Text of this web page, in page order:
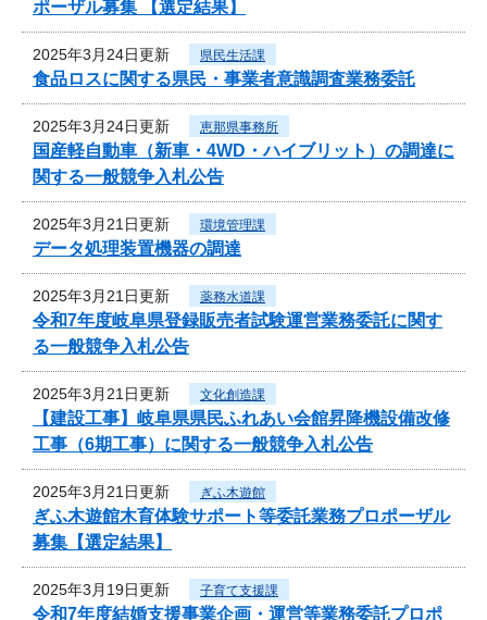
ポーザル募集 【選定結果】
2025年3月24日更新 県民生活課
食品ロスに関する県民・事業者意識調査業務委託
2025年3月24日更新 恵那県事務所
国産軽自動車（新車・4WD・ハイブリット）の調達に
関する一般競争入札公告
2025年3月21日更新 環境管理課
データ処理装置機器の調達
2025年3月21日更新 薬務水道課
令和7年度岐阜県登録販売者試験運営業務委託に関す
る一般競争入札公告
2025年3月21日更新 文化創造課
【建設工事】岐阜県県民ふれあい会館昇降機設備改修
工事（6期工事）に関する一般競争入札公告
2025年3月21日更新 ぎふ木遊館
ぎふ木遊館木育体験サポート等委託業務プロポーザル
募集【選定結果】
2025年3月19日更新 子育て支援課
令和7年度結婚支援事業企画・運営等業務委託プロポ